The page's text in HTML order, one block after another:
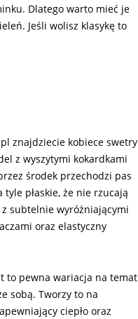
Dlatego warto mieć je
Jeśli wolisz klasykę to
znajdziecie kobiece swetry
z wyszytymi kokardkami
środek przechodzi pas
płaskie, że nie rzucają
subtelnie wyróżniającymi
oraz elastyczny
to pewna wariacja na temat
sobą. Tworzy to na
ciepło oraz